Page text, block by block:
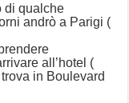
di qualche
andrò a Parigi (
all’hotel (
in Boulevard